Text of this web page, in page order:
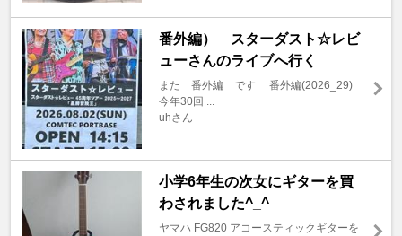
番外編） スターダスト☆レビ
ューさんのライブへ行く
また 番外編 です 番外編(2026_29)
今年30回 ...
uhさん
小学6年生の次女にギターを買
わされました^_^
ヤマハ FG820 アコースティックギターを